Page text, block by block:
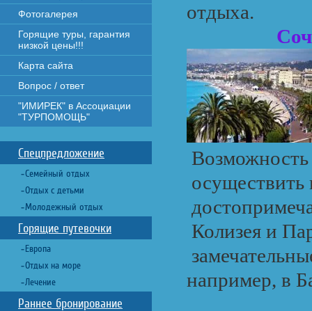
отдыха.
Возможность
Колизея и
например, в
Фотогалерея
Горящие туры, гарантия
низкой цены!!!
Карта сайта
Вопрос / ответ
"ИМИРЕК" в Ассоциации
"ТУРПОМОЩЬ"
Спецпредложение
Семейный отдых
Отдых с детьми
Молодежный отдых
Горящие путевочки
Европа
Отдых на море
Лечение
Раннее бронирование